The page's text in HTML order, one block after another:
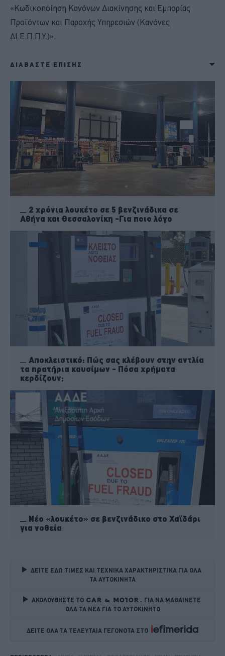
«Κωδικοποίηση Κανόνων Διακίνησης και Εμπορίας
Προϊόντων και Παροχής Υπηρεσιών (Κανόνες
ΔΙ.Ε.Π.Π.Υ.)».
ΔΙΑΒΑΣΤΕ ΕΠΙΣΗΣ
2 χρόνια λουκέτο σε 5 βενζινάδικα σε
Αθήνα και Θεσσαλονίκη -Για ποιο λόγο
Αποκλειστικό: Πώς σας κλέβουν στην αντλία
τα πρατήρια καυσίμων - Πόσα χρήματα
κερδίζουν;
Νέο «λουκέτο» σε βενζινάδικο στο Χαϊδάρι
για νοθεία
ΔΕΙΤΕ ΕΔΩ ΤΙΜΕΣ ΚΑΙ ΤΕΧΝΙΚΑ ΧΑΡΑΚΤΗΡΙΣΤΙΚΑ ΓΙΑ ΟΛΑ
ΤΑ ΑΥΤΟΚΙΝΗΤΑ
ΑΚΟΛΟΥΘΗΣΤΕ ΤΟ
ΓΙΑ ΝΑ ΜΑΘΑΙΝΕΤΕ
ΟΛΑ ΤΑ ΝΕΑ ΓΙΑ ΤΟ ΑΥΤΟΚΙΝΗΤΟ
ΔΕΙΤΕ ΟΛΑ ΤΑ ΤΕΛΕΥΤΑΙΑ ΓΕΓΟΝΟΤΑ ΣΤΟ